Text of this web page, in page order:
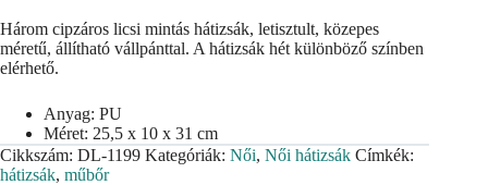
Három cipzáros licsi mintás hátizsák, letisztult, közepes
méretű, állítható vállpánttal. A hátizsák hét különböző színben
elérhető.
Anyag: PU
Méret: 25,5 x 10 x 31 cm
Cikkszám: DL-1199 Kategóriák: Női, Női hátizsák Címkék:
hátizsák, műbőr